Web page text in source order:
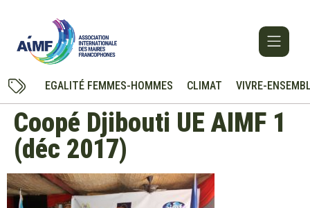
EGALITÉ FEMMES-HOMMES CLIMAT VIVRE-
Coopé Djibouti UE AIMF 1
(déc 2017)